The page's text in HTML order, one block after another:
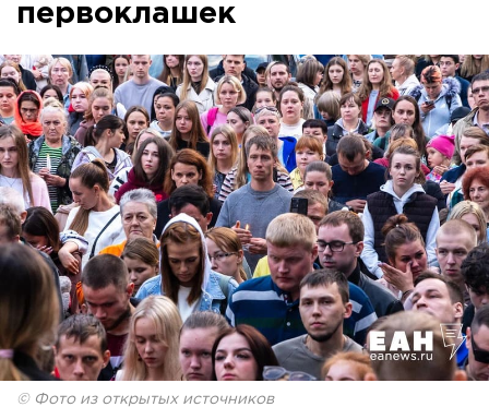
первоклашек
© Фото из открытых источников